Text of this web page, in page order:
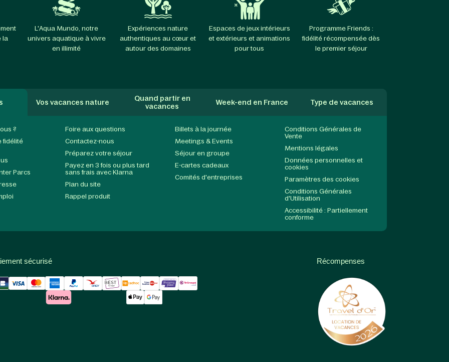
la
L'Aqua Mundo, notre
univers aquatique à vivre
en illimité
Expériences nature
authentiques au cœur et
autour des domaines
Espaces de jeux intérieurs
et extérieurs et animations
pour tous
Programme Friends :
fidélité récompensée dès
le premier séjour
Vos vacances nature
Quand partir en
vacances
Week-end en France Type de vacances
?
fidélité
Parcs
Foire aux questions
Contactez-nous
Préparez votre séjour
Payez en 3 fois ou plus tard
sans frais avec Klarna
Plan du site
Rappel produit
Billets à la journée
Meetings & Events
Séjour en groupe
E-cartes cadeaux
Comités d'entreprises
Conditions Générales de
Vente
Mentions légales
Données personnelles et
cookies
Paramètres des cookies
Conditions Générales
d'Utilisation
Accessibilité : Partiellement
conforme
sécurisé Récompenses